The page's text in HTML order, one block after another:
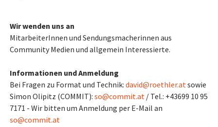
Wir wenden uns an
MitarbeiterInnen und Sendungsmacherinnen aus
Community Medien und allgemein Interessierte.
Informationen und Anmeldung
Bei Fragen zu Format und Technik: david@roethler.atsowie
Simon Olipitz (COMMIT): so@commit.at / Tel.: +43699 10 95
7171 - Wir bitten um Anmeldung per E-Mail an
so@commit.at